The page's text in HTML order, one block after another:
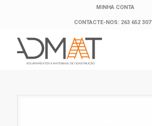
MINHA CONTA
CONTACTE-NOS: 263 652 307